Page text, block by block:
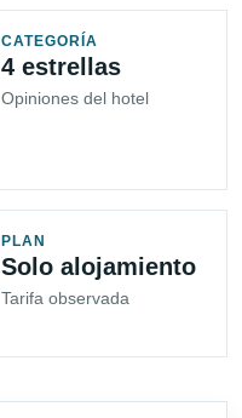
CATEGORÍA
4 estrellas
Opiniones del hotel
PLAN
Solo alojamiento
Tarifa observada